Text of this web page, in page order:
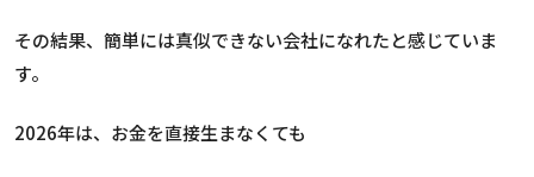
その結果、簡単には真似できない会社になれたと感じていま
す。
2026年は、お金を直接生まなくても